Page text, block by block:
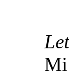
Mi